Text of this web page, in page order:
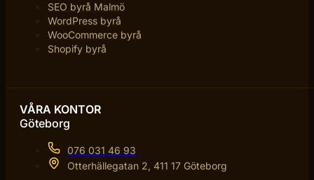
SEO byrå Malmö
WordPress byrå
WooCommerce byrå
Shopify byrå
VÅRA KONTOR
Göteborg
076 031 46 93
Otterhällegatan 2, 411 17 Göteborg